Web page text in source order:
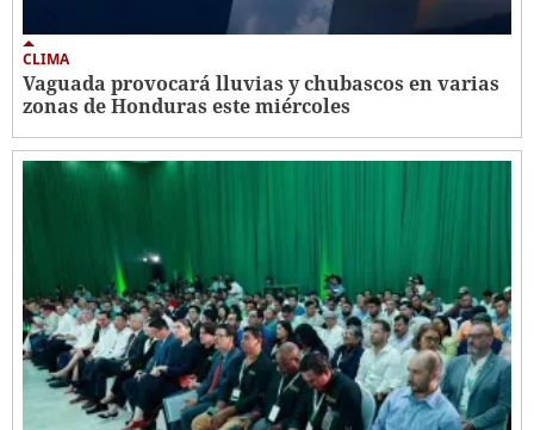
CLIMA
Vaguada provocará lluvias y chubascos en varias
zonas de Honduras este miércoles